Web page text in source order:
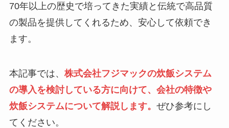
70年以上の歴史で培ってきた実績と伝統で高品質
の製品を提供してくれるため、安心して依頼でき
ます。
本記事では、 株式会社フジマックの炊飯システム
の導入を検討している方に向けて、会社の特徴や
炊飯システムについて解説します。 ぜひ参考にし
てください。